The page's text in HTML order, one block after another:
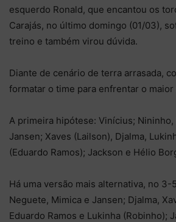
esquerdo Ronald, que encantou os
Carajás, no último domingo (01/03),
treino e também virou dúvida.
Diante de cenário de terra arrasada,
formatar o time para enfrentar o maior
A primeira hipótese: Vinícius;
Jansen; Xaves (Lailson), Djalma,
(Eduardo Ramos); Jackson e Hélio
Há uma versão mais alternativa, no 3-
Neguete, Mimica e Jansen; Djalma,
Eduardo Ramos e Lukinha (Robinho);